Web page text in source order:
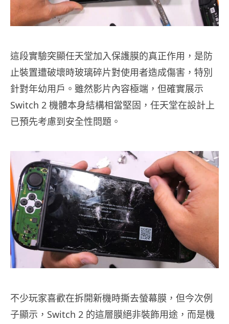
這段實驗突顯任天堂加入保護膜的真正作用，是防
止裝置遭破壞時玻璃碎片對使用者造成傷害，特別
針對年幼用戶。雖然影片內容極端，但確實展示
Switch 2 機體本身結構相當堅固，任天堂在設計上
已預先考慮到安全性問題。
不少玩家喜歡在拆開新機時撕去螢幕膜，但今次例
子顯示，Switch 2 的這層膜絕非裝飾用途，而是機